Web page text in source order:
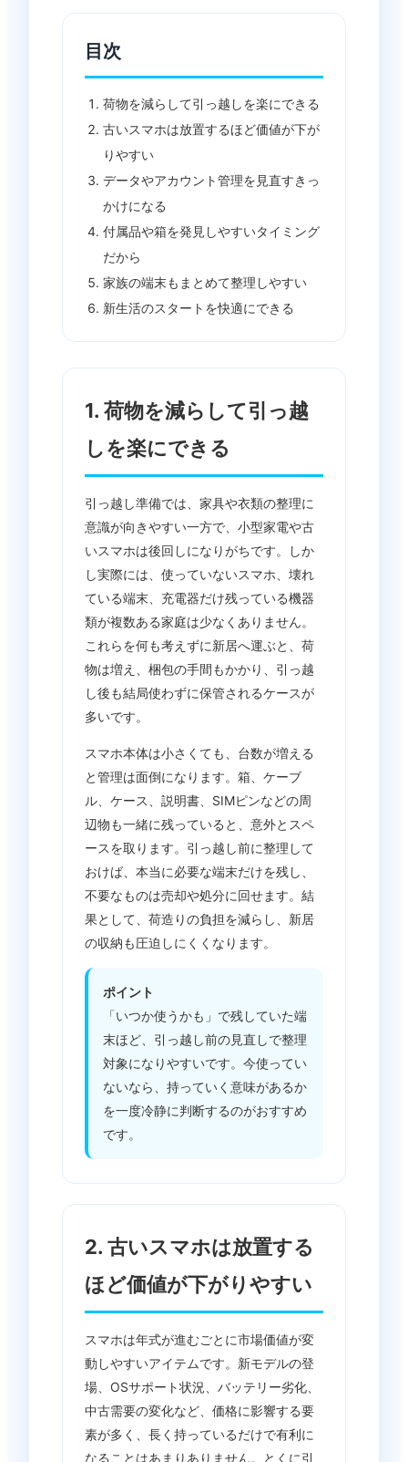
目次
荷物を減らして引っ越しを楽にできる
古いスマホは放置するほど価値が下が
りやすい
データやアカウント管理を見直すきっ
かけになる
付属品や箱を発見しやすいタイミング
だから
家族の端末もまとめて整理しやすい
新生活のスタートを快適にできる
1. 荷物を減らして引っ越
しを楽にできる
引っ越し準備では、家具や衣類の整理に
意識が向きやすい一方で、小型家電や古
いスマホは後回しになりがちです。しか
し実際には、使っていないスマホ、壊れ
ている端末、充電器だけ残っている機器
類が複数ある家庭は少なくありません。
これらを何も考えずに新居へ運ぶと、荷
物は増え、梱包の手間もかかり、引っ越
し後も結局使わずに保管されるケースが
多いです。
スマホ本体は小さくても、台数が増える
と管理は面倒になります。箱、ケーブ
ル、ケース、説明書、SIMピンなどの周
辺物も一緒に残っていると、意外とスペ
ースを取ります。引っ越し前に整理して
おけば、本当に必要な端末だけを残し、
不要なものは売却や処分に回せます。結
果として、荷造りの負担を減らし、新居
の収納も圧迫しにくくなります。
ポイント
「いつか使うかも」で残していた端
末ほど、引っ越し前の見直しで整理
対象になりやすいです。今使ってい
ないなら、持っていく意味があるか
を一度冷静に判断するのがおすすめ
です。
2. 古いスマホは放置する
ほど価値が下がりやすい
スマホは年式が進むごとに市場価値が変
動しやすいアイテムです。新モデルの登
場、OSサポート状況、バッテリー劣化、
中古需要の変化など、価格に影響する要
素が多く、長く持っているだけで有利に
なることはあまりありません。とくに引